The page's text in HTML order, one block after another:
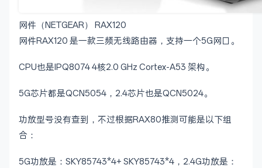
网件（NETGEAR） RAX120
网件RAX120 是一款三频无线路由器，支持一个5G网口。
CPU也是IPQ8074 4核2.0 GHz Cortex-A53 架构。
5G芯片都是QCN5054，2.4芯片也是QCN5024。
功放型号没有查到，不过根据RAX80推测可能是以下组
合：
5G功放是：SKY85743*4+ SKY85743*4，2.4G功放是：